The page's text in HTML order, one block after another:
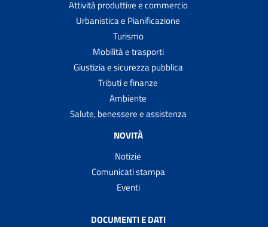
Attività produttive e commercio
Urbanistica e Pianificazione
Turismo
Mobilità e trasporti
Giustizia e sicurezza pubblica
Tributi e finanze
Ambiente
Salute, benessere e assistenza
NOVITÀ
Notizie
Comunicati stampa
Eventi
DOCUMENTI E DATI